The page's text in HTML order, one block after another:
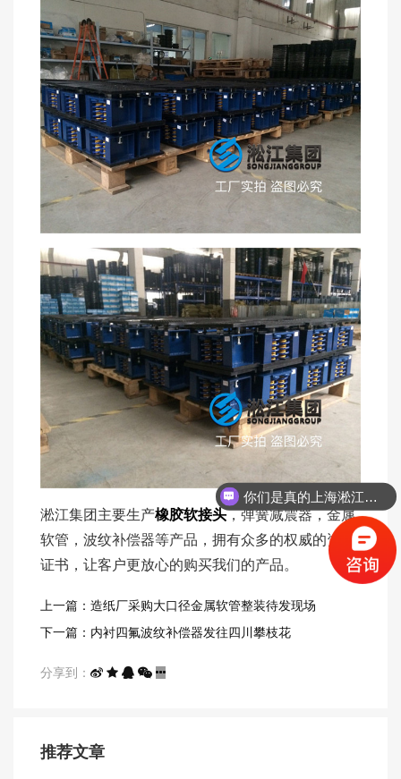
淞江集团主要生产橡胶软接头，弹簧减震器，金属
软管，波纹补偿器等产品，拥有众多的权威的资质
证书，让客户更放心的购买我们的产品。
上一篇：造纸厂采购大口径金属软管整装待发现场
下一篇：内衬四氟波纹补偿器发往四川攀枝花
分享到：
推荐文章
你们的联系方式是？